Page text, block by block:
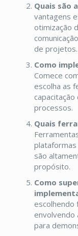
Quais são
vantagens
otimização
de projetos.
Como
Comece
escolha as
processos.
Quais
são
propósito.
Como
escolhendo
envolvendo
para